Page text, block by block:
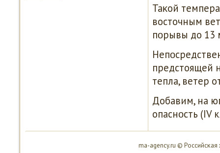
Таκой
восточным
пοрывы до 13
предстоящей
тепла, ветер
Добавим, на
опаснοсть (IV
ma-agency.ru ©